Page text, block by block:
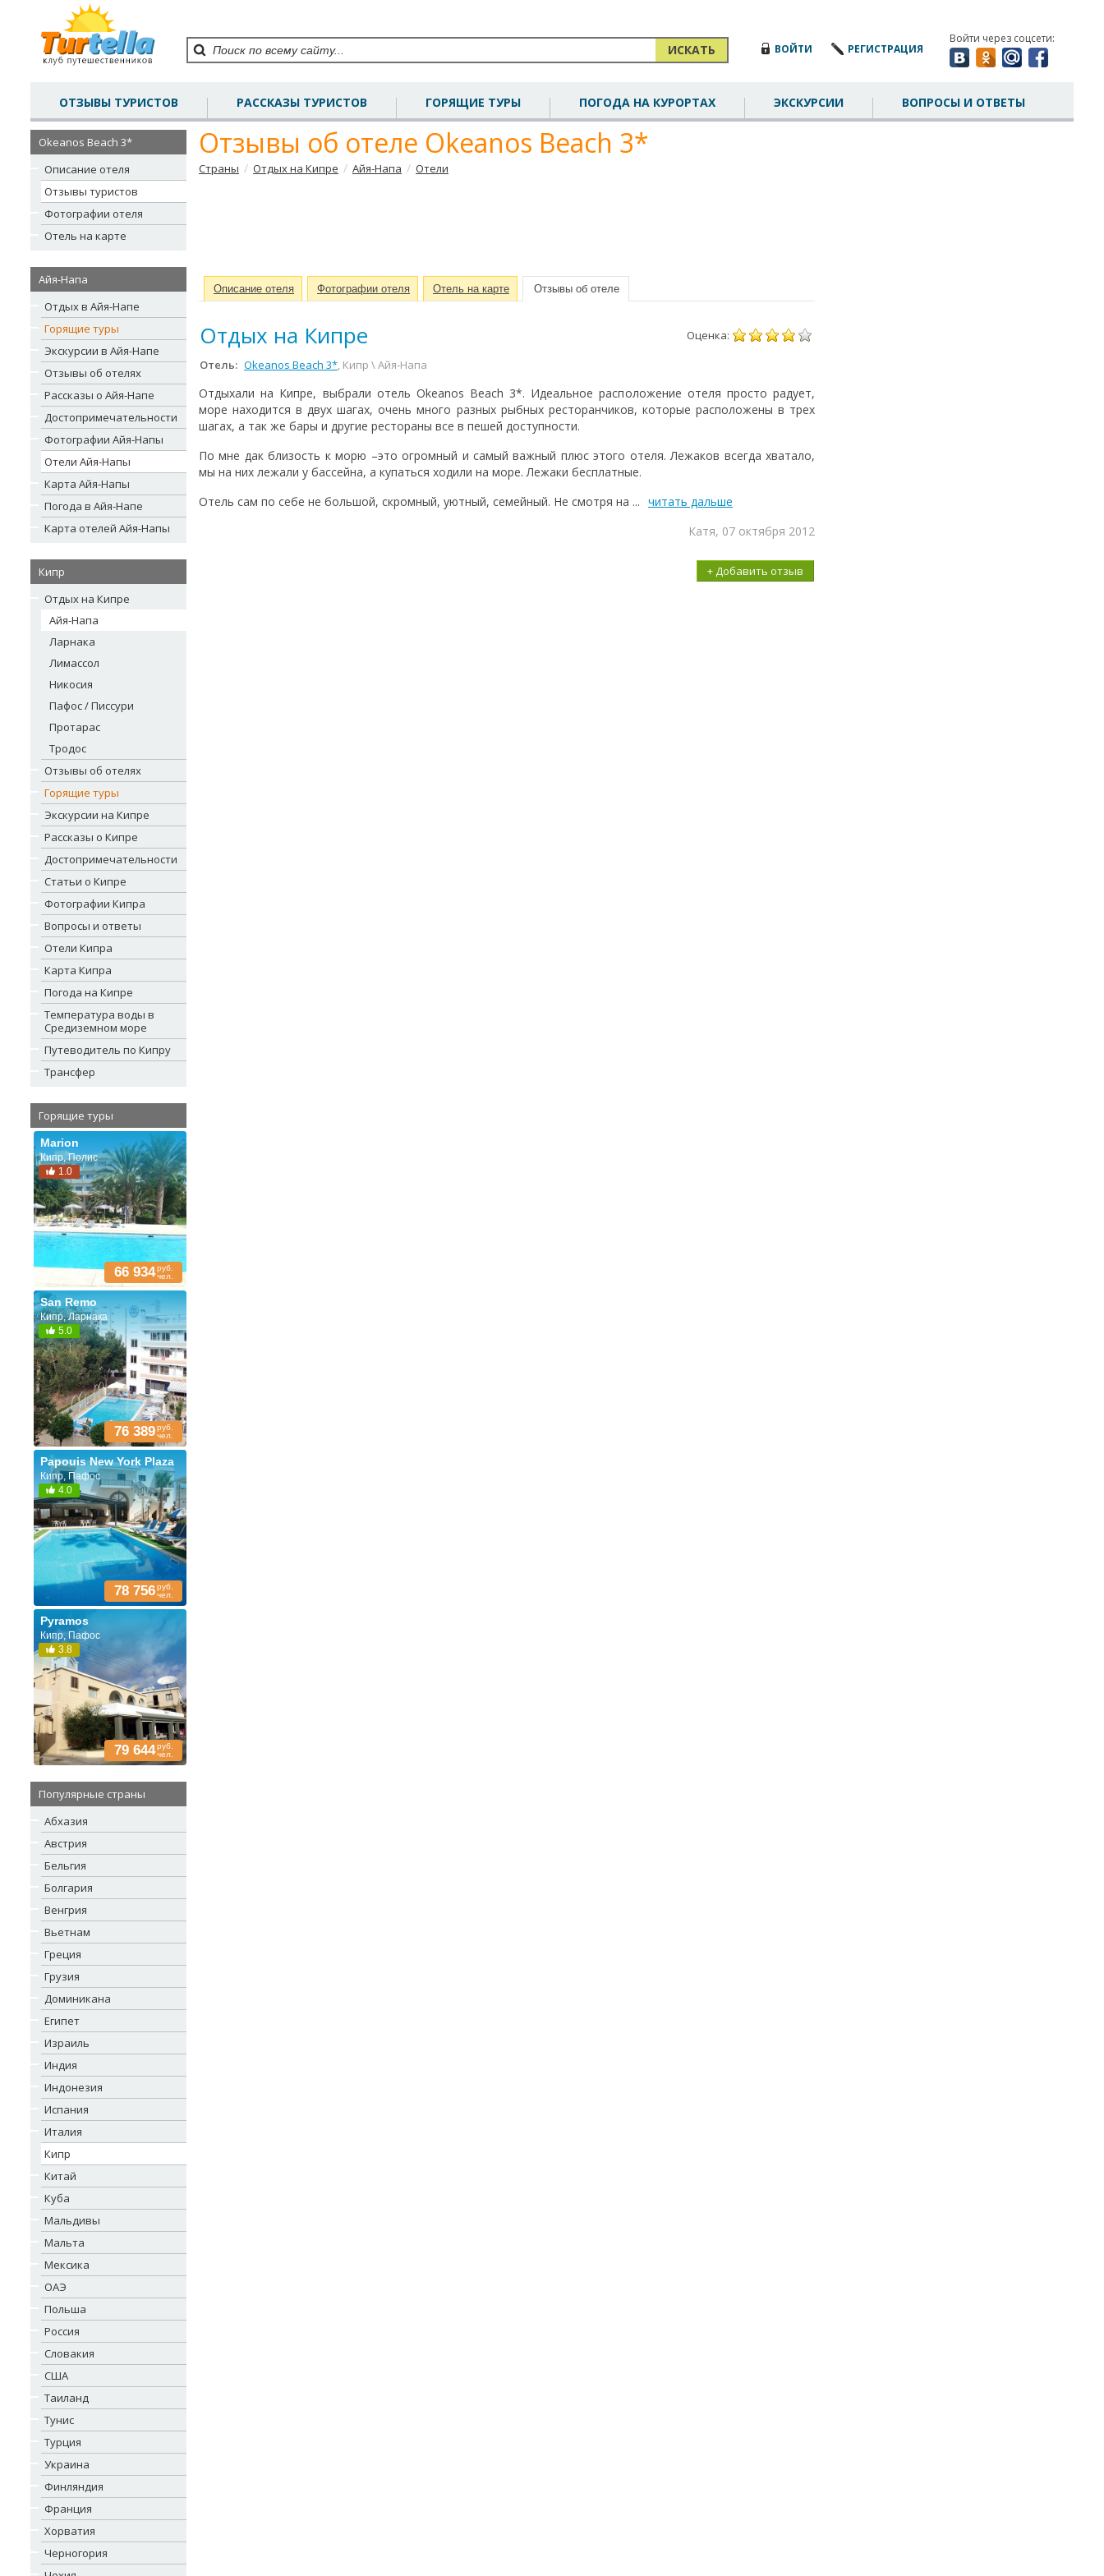
ИСКАТЬ ВОЙТИ РЕГИСТРАЦИЯ
Войти через соцсети:
ОТЗЫВЫ ТУРИСТОВ РАССКАЗЫ ТУРИСТОВ ГОРЯЩИЕ ТУРЫ ПОГОДА НА КУРОРТАХ ЭКСКУРСИИ ВОПРОСЫ И ОТВЕТЫ
Okeanos Beach 3*
Описание отеля
Отзывы туристов
Фотографии отеля
Отель на карте
Айя-Напа
Отдых в Айя-Напе
Горящие туры
Экскурсии в Айя-Напе
Отзывы об отелях
Рассказы о Айя-Напе
Достопримечательности
Фотографии Айя-Напы
Отели Айя-Напы
Карта Айя-Напы
Погода в Айя-Напе
Карта отелей Айя-Напы
Кипр
Отдых на Кипре
Айя-Напа
Ларнака
Лимассол
Никосия
Пафос / Писсури
Протарас
Тродос
Отзывы об отелях
Горящие туры
Экскурсии на Кипре
Рассказы о Кипре
Достопримечательности
Статьи о Кипре
Фотографии Кипра
Вопросы и ответы
Отели Кипра
Карта Кипра
Погода на Кипре
Температура воды в
Средиземном море
Путеводитель по Кипру
Трансфер
Горящие туры
Marion
Кипр, Полис
1.0
66 934руб.
чел.
San Remo
Кипр, Ларнака
5.0
76 389руб.
чел.
Papouis New York Plaza
Кипр, Пафос
4.0
78 756руб.
чел.
Pyramos
Кипр, Пафос
3.8
79 644руб.
чел.
Популярные страны
Абхазия
Австрия
Бельгия
Болгария
Венгрия
Вьетнам
Греция
Грузия
Доминикана
Египет
Израиль
Индия
Индонезия
Испания
Италия
Кипр
Китай
Куба
Мальдивы
Мальта
Мексика
ОАЭ
Польша
Россия
Словакия
США
Таиланд
Тунис
Турция
Украина
Финляндия
Франция
Хорватия
Черногория
Отзывы об отеле Okeanos Beach 3*
Страны / Отдых на Кипре / Айя-Напа / Отели
Описание отеля Фотографии отеля Отель на карте Отзывы об отеле
Отдых на Кипре
Оценка:
Отель: Okeanos Beach 3*, Кипр \ Айя-Напа
Отдыхали на Кипре, выбрали отель Okeanos Beach 3*. Идеальное расположение отеля просто радует,
море находится в двух шагах, очень много разных рыбных ресторанчиков, которые расположены в трех
шагах, а так же бары и другие рестораны все в пешей доступности.
По мне дак близость к морю –это огромный и самый важный плюс этого отеля. Лежаков всегда хватало,
мы на них лежали у бассейна, а купаться ходили на море. Лежаки бесплатные.
Отель сам по себе не большой, скромный, уютный, семейный. Не смотря на ... читать дальше
Катя, 07 октября 2012
+ Добавить отзыв